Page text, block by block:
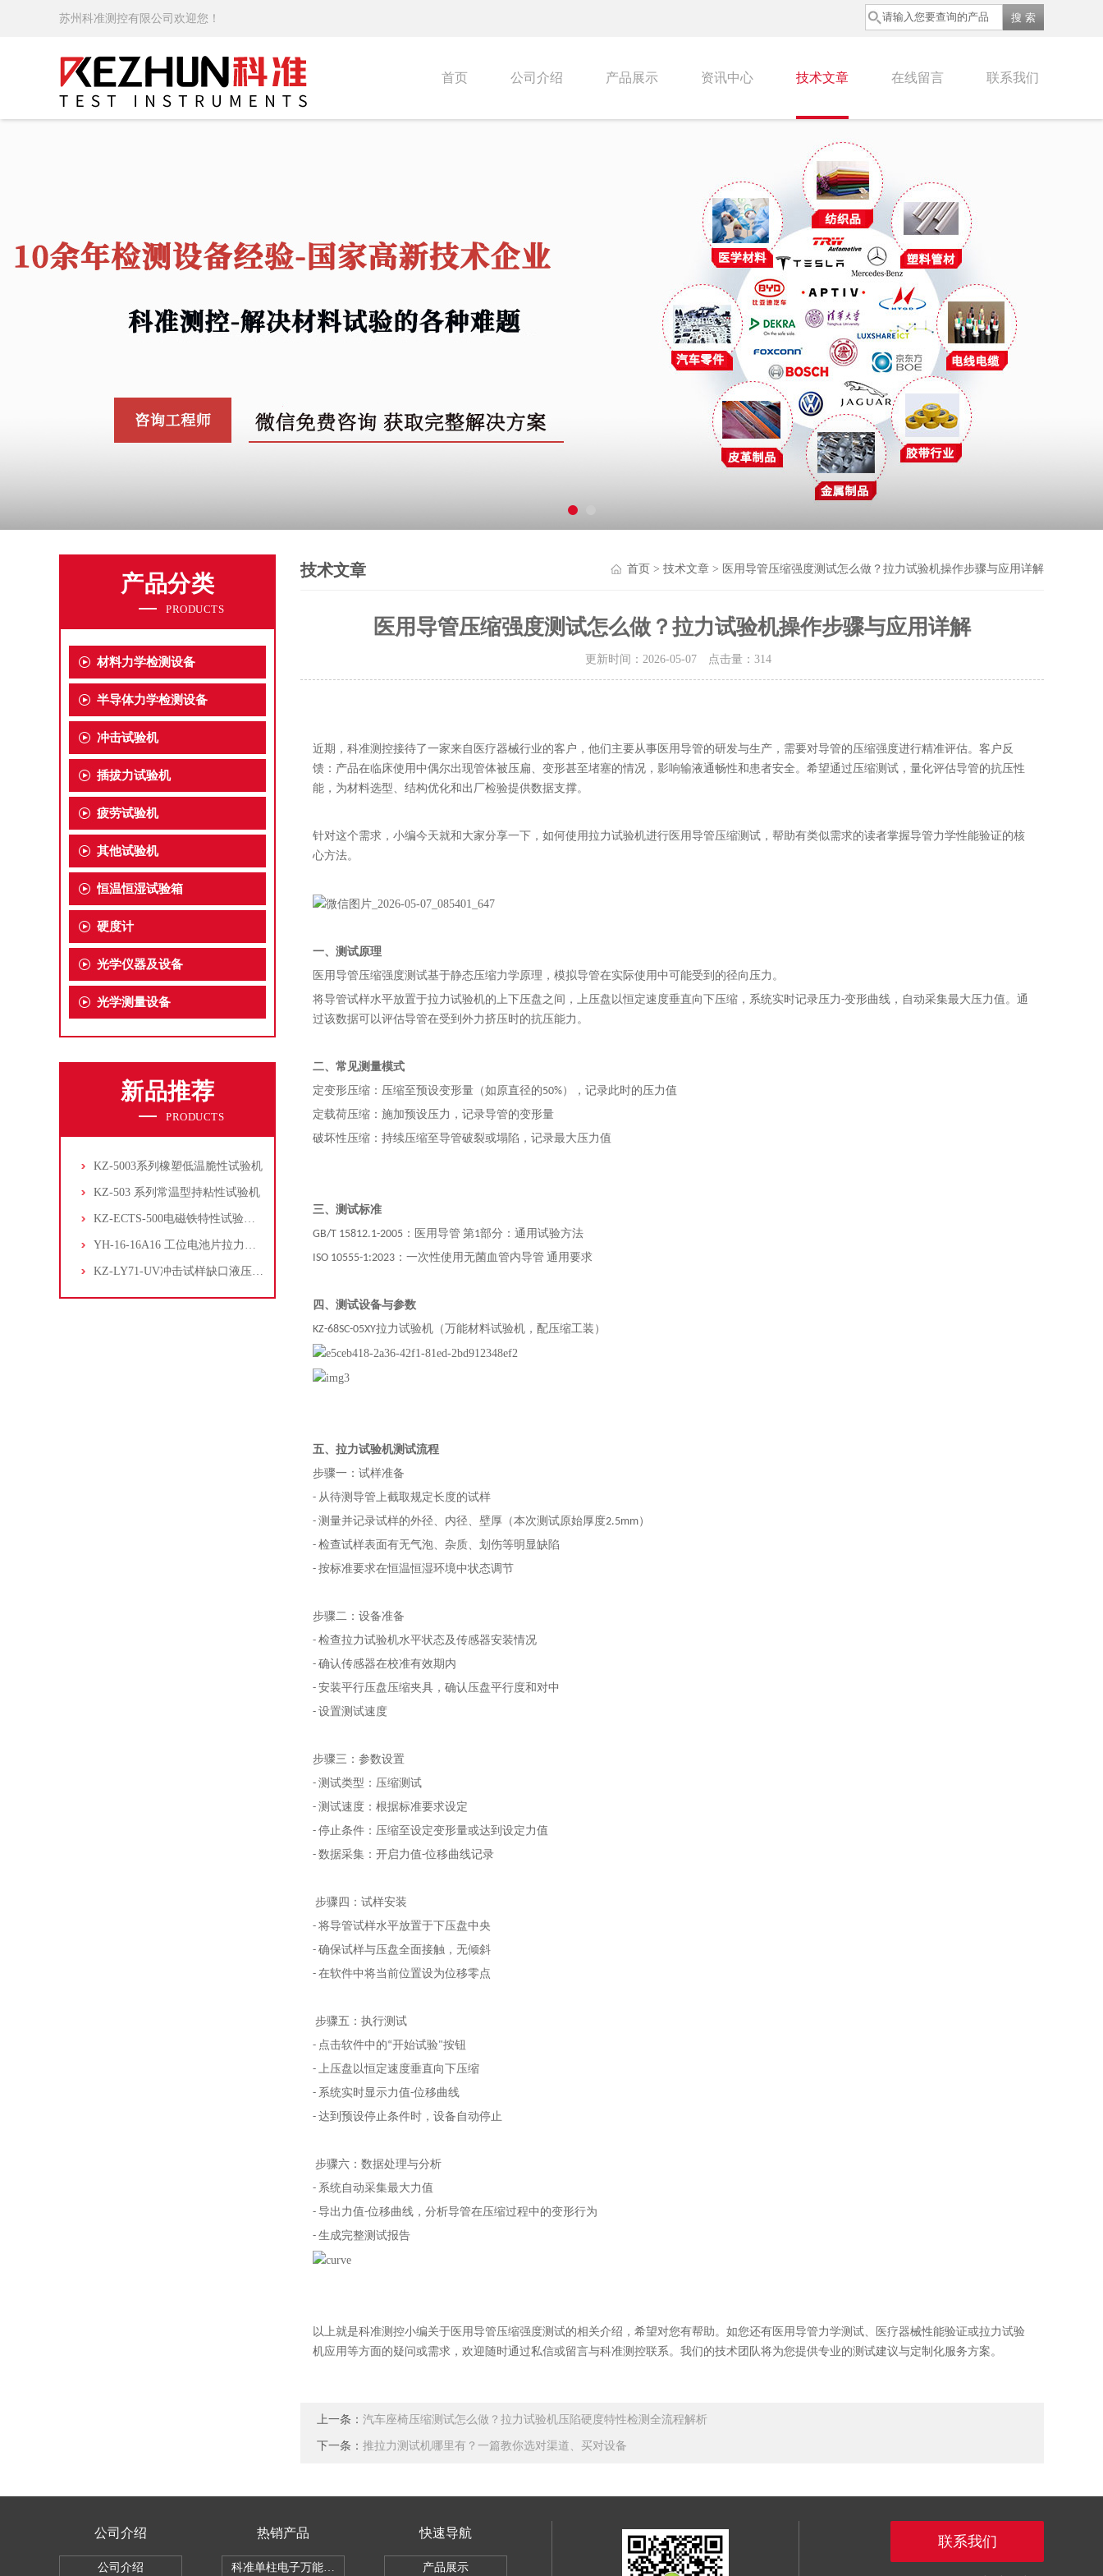
苏州科准测控有限公司欢迎您！
首页 公司介绍 产品展示 资讯中心 技术文章 在线留言 联系我们
产品分类
PRODUCTS
材料力学检测设备
半导体力学检测设备
冲击试验机
插拔力试验机
疲劳试验机
其他试验机
恒温恒湿试验箱
硬度计
光学仪器及设备
光学测量设备
新品推荐
PRODUCTS
KZ-5003系列橡塑低温脆性试验机
KZ-503 系列常温型持粘性试验机
KZ-ECTS-500电磁铁特性试验系统
YH-16-16A16 工位电池片拉力试验机
KZ-LY71-UV冲击试样缺口液压拉床
技术文章 首页 > 技术文章 > 医用导管压缩强度测试怎么做？拉力试验机操作步骤与应用详解
医用导管压缩强度测试怎么做？拉力试验机操作步骤与应用详解
更新时间：2026-05-07 点击量： 314
近期，科准测控接待了一家来自医疗器械行业的客户，他们主要从事医用导管的研发与生产，需要对导管的压缩强度进行精准评估。客户反
馈：产品在临床使用中偶尔出现管体被压扁、变形甚至堵塞的情况，影响输液通畅性和患者安全。希望通过压缩测试，量化评估导管的抗压性
能，为材料选型、结构优化和出厂检验提供数据支撑。
针对这个需求，小编今天就和大家分享一下，如何使用拉力试验机进行医用导管压缩测试，帮助有类似需求的读者掌握导管力学性能验证的核
心方法。
一、测试原理
医用导管压缩强度测试基于静态压缩力学原理，模拟导管在实际使用中可能受到的径向压力。
将导管试样水平放置于拉力试验机的上下压盘之间，上压盘以恒定速度垂直向下压缩，系统实时记录压力-变形曲线，自动采集最大压力值。通
过该数据可以评估导管在受到外力挤压时的抗压能力。
二、 常见测量模式
定变形压缩：压缩至预设变形量（如原直径的50%），记录此时的压力值
定载荷压缩：施加预设压力，记录导管的变形量
破坏性压缩：持续压缩至导管破裂或塌陷，记录最大压力值
三、测试标准
GB/T 15812.1-2005 ： 医用导管 第1部分：通用试验方法
ISO 10555-1:2023 ： 一次性使用无菌血管内导管 通用要求
四、测试设备与参数
KZ-68SC-05XY拉力试验机（万能材料试验机，配压缩工装）
五、拉力试验机测试流程
步骤一：试样准备
- 从待测导管上截取规定长度的试样
- 测量并记录试样的外径、内径、壁厚（本次测试原始厚度2.5mm）
- 检查试样表面有无气泡、杂质、划伤等明显缺陷
- 按标准要求在恒温恒湿环境中状态调节
步骤二：设备准备
- 检查拉力试验机水平状态及传感器安装情况
- 确认传感器在校准有效期内
- 安装平行压盘压缩夹具，确认压盘平行度和对中
- 设置测试速度
步骤三：参数设置
- 测试类型：压缩测试
- 测试速度：根据标准要求设定
- 停止条件：压缩至设定变形量或达到设定力值
- 数据采集：开启力值-位移曲线记录
步骤四：试样安装
- 将导管试样水平放置于下压盘中央
- 确保试样与压盘全面接触，无倾斜
- 在软件中将当前位置设为位移零点
步骤五：执行测试
- 点击软件中的“开始试验"按钮
- 上压盘以恒定速度垂直向下压缩
- 系统实时显示力值-位移曲线
- 达到预设停止条件时，设备自动停止
步骤六：数据处理与分析
- 系统自动采集最大力值
- 导出力值-位移曲线，分析导管在压缩过程中的变形行为
- 生成完整测试报告
以上就是科准测控小编关于医用导管压缩强度测试的相关介绍 ， 希望对您有帮助。如您还有医用导管力学测试、医疗器械性能验证或拉力试验
机应用等方面的疑问或需求，欢迎随时通过私信或留言与科准测控联系。我们的技术团队将为您提供专业的测试建议与定制化服务方案。
上一条： 汽车座椅压缩测试怎么做？拉力试验机压陷硬度特性检测全流程解析
下一条： 推拉力测试机哪里有？一篇教你选对渠道、买对设备
公司介绍
公司介绍
热销产品
科准单柱电子万能拉力机KZ-SSBC-500
快速导航
产品展示
联系我们